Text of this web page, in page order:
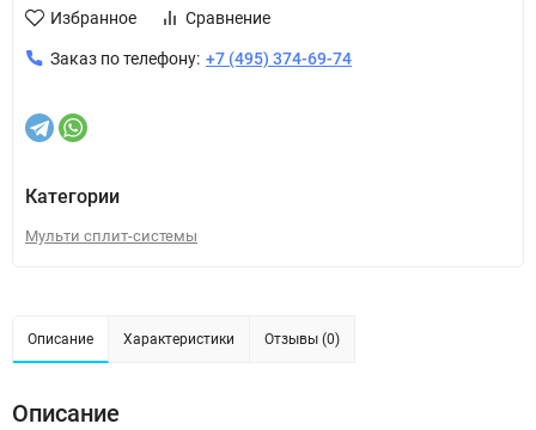
Избранное Сравнение
Заказ по телефону: +7 (495) 374-69-74
Категории
Мульти сплит-системы
Описание Характеристики Отзывы (0)
Описание